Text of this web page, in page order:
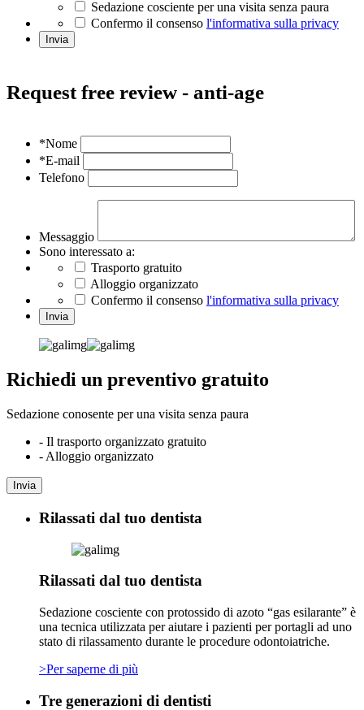
Sedazione cosciente per una visita senza paura
Confermo il consenso l'informativa sulla privacy
Invia
Request free review - anti-age
*Nome
*E-mail
Telefono
Messaggio
Sono interessato a:
Trasporto gratuito
Alloggio organizzato
Confermo il consenso l'informativa sulla privacy
Invia
Richiedi un preventivo gratuito
Sedazione conosente per una visita senza paura
- Il trasporto organizzato gratuito
- Alloggio organizzato
Invia
Rilassati dal tuo dentista
Rilassati dal tuo dentista
Sedazione cosciente con protossido di azoto “gas esilarante” è
una tecnica utilizzata per aiutare i pazienti per portagli ad uno
stato di rilassamento durante le procedure odontoiatriche.
>Per saperne di più
Tre generazioni di dentisti